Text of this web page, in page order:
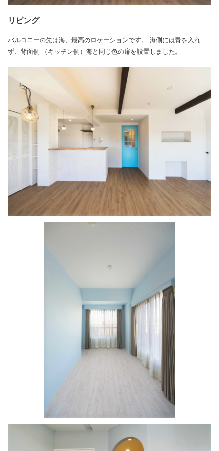
リビング
バルコニーの先は海。最高のロケーションです。
海側には青を入れ
ず、背面側 （キッチン側）海と同じ色の扉を設置しました。